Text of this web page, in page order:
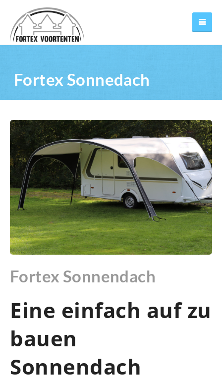
Fortex Sonnedach
Fortex Sonnendach
Eine einfach auf zu
bauen
Sonnendach